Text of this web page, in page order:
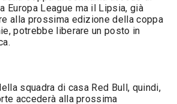
Europa League ma il Lipsia, già
alla prossima edizione della coppa
potrebbe liberare un posto in
squadra di casa Red Bull, quindi,
accederà alla prossima